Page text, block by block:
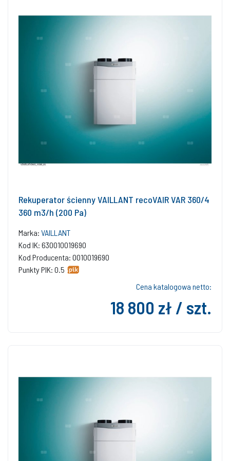
Rekuperator ścienny VAILLANT recoVAIR VAR 360/4
360 m3/h (200 Pa)
Marka: VAILLANT
Kod IK: 630010019690
Kod Producenta: 0010019690
Punkty PIK: 0.5
Cena katalogowa netto:
18 800 zł / szt.